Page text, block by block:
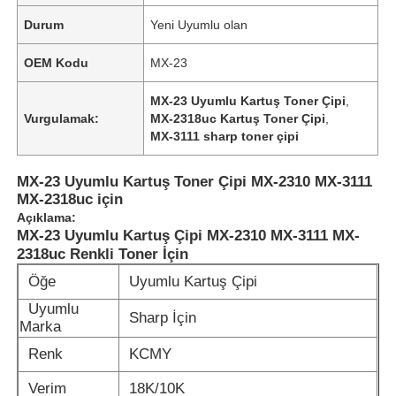
Durum Yeni Uyumlu olan
OEM Kodu MX-23
Vurgulamak:
MX-23 Uyumlu Kartuş Toner Çipi
MX-2318uc Kartuş Toner Çipi
MX-3111 sharp toner çipi
MX-23 Uyumlu Kartuş Toner Çipi MX-2310 MX-3111
MX-2318uc için
Açıklama:
MX-23 Uyumlu Kartuş Çipi MX-2310 MX-3111 MX-
2318uc Renkli Toner İçin
Öğe
Uyumlu Kartuş Çipi
Uyumlu
Marka
Sharp İçin
Renk KCMY
Verim 18K/10K